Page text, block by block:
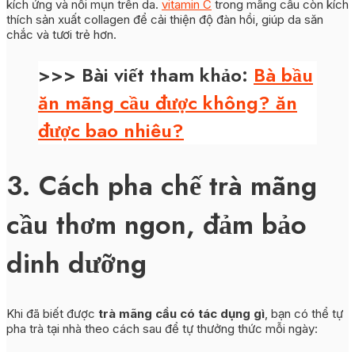
kích ứng và nổi mụn trên da. vitamin C trong mãng cầu còn kích
thích sản xuất collagen để cải thiện độ đàn hồi, giúp da săn
chắc và tươi trẻ hơn.
>>> Bài viết tham khảo: Bà bầu
ăn mãng cầu được không? ăn
được bao nhiêu?
3. Cách pha chế trà mãng
cầu thơm ngon, đảm bảo
dinh dưỡng
Khi đã biết được trà mãng cầu có tác dụng gì , bạn có thể tự
pha trà tại nhà theo cách sau để tự thưởng thức mỗi ngày: